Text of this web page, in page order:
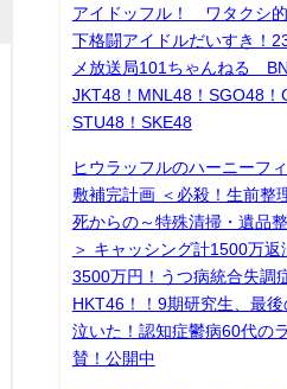
アイドッフル！ ワタクシ
下格闘アイドルだいすき！
メ放送局101ちゃんねる
JKT48！MNL48！SGO48！
STU48！SKE48
ヒウラッフルのハーニーフ
敷補完計画 ＜必殺！生前整
死からの～特殊清掃・遺品
＞ キャッシング計1500万返
3500万円！うつ病統合失調
HKT46！！9期研究生、最
泣いた！認知症鬱病60代の
賛！公開中